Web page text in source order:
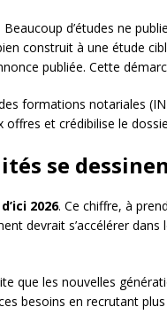
d’études ne
construit à une étude
publiée. Cette
formations notariales
et crédibilise le
se
2026. Ce chiffre, à
devrait s’accélérer
que les nouvelles
besoins en recrutant